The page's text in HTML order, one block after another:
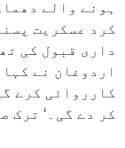
کرد عسکریت
داری قبول کی
اردوغان نے
کارروائی کرے
کر دے گی۔‘ ترک